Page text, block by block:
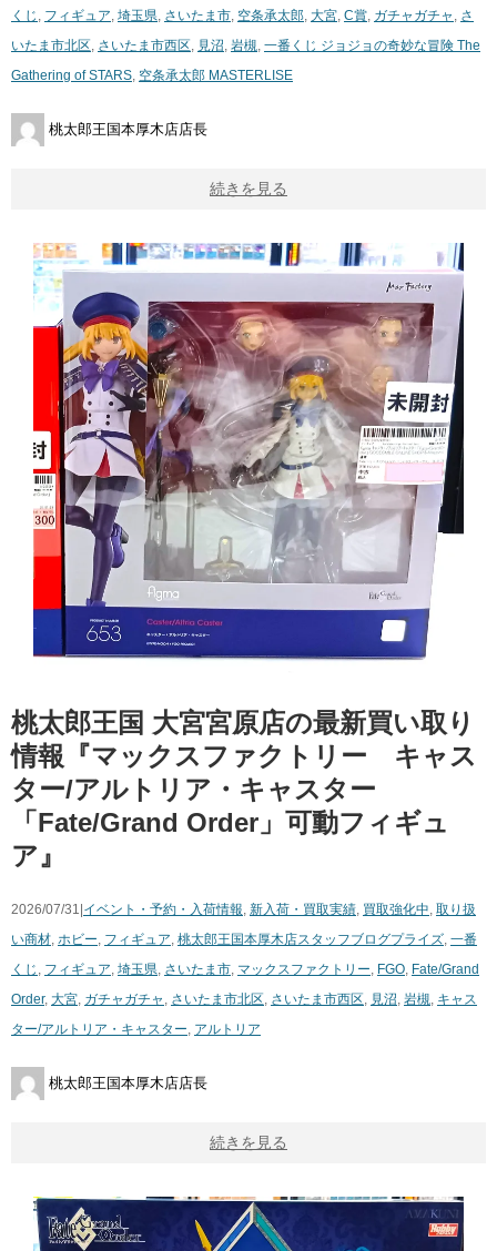
くじ フィギュア 埼玉県 さいたま市 空条承太郎 大宮 C賞 ガチャガチャ
さ
いたま市北区 さいたま市西区 見沼 岩槻 一番くじ ジョジョの奇妙な冒険 The
Gathering of STARS 空条承太郎 MASTERLISE
桃太郎王国本厚木店店長
続きを見る
桃太郎王国 大宮宮原店の最新買い取り
情報『マックスファクトリー キャス
ター/アルトリア・キャスター
「Fate/Grand Order」可動フィギュ
ア』
2026/07/31|イベント・予約・入荷情報 新入荷・買取実績 買取強化中 取り扱
い商材 ホビー フィギュア 桃太郎王国本厚木店スタッフブログプライズ 一番
くじ
フィギュア 埼玉県 さいたま市 マックスファクトリー FGO Fate/Grand
Order, 大宮 ガチャガチャ さいたま市北区 さいたま市西区 見沼 岩槻 キャス
ター/アルトリア・キャスター アルトリア
桃太郎王国本厚木店店長
続きを見る